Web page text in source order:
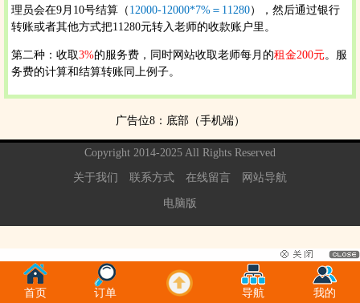
理员会在9月10号结算（ 12000-12000*7%＝11280），然后通过银行
转账或者其他方式把11280元转入老师的收款账户里。
第二种：收取3%的服务费，同时网站收取老师每月的租金200元。服
务费的计算和结算转账同上例子。
广告位8：底部（手机端）
Copyright 2014-2025 All Rights Reserved
关于我们 联系方式 在线留言 网站导航
电脑版
首页 订单 导航 我的